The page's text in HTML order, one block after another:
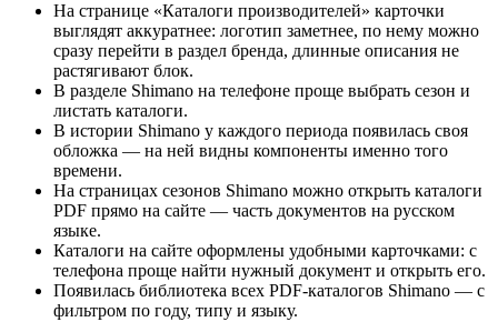
На странице «Каталоги производителей» карточки
выглядят аккуратнее: логотип заметнее, по нему можно
сразу перейти в раздел бренда, длинные описания не
растягивают блок.
В разделе Shimano на телефоне проще выбрать сезон и
листать каталоги.
В истории Shimano у каждого периода появилась своя
обложка — на ней видны компоненты именно того
времени.
На страницах сезонов Shimano можно открыть каталоги
PDF прямо на сайте — часть документов на русском
языке.
Каталоги на сайте оформлены удобными карточками: с
телефона проще найти нужный документ и открыть его.
Появилась библиотека всех PDF-каталогов Shimano — с
фильтром по году, типу и языку.